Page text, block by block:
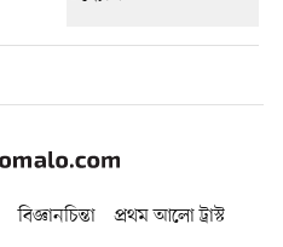
বিজ্ঞানচিন্তা
প্রথম আলো ট্রাস্ট